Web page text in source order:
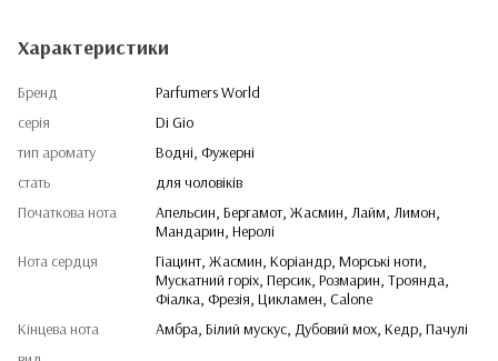
Характеристики
Бренд
Parfumers World
серія
Di Gio
тип аромату
Водні, Фужерні
стать
для чоловіків
Початкова нота
Апельсин, Бергамот, Жасмин, Лайм, Лимон,
Мандарин, Неролі
Нота сердця
Гіацинт, Жасмин, Коріандр, Морські ноти,
Мускатний горіх, Персик, Розмарин, Троянда,
Фіалка, Фрезія, Цикламен, Calone
Кінцева нота
Амбра, Білий мускус, Дубовий мох, Кедр, Пачулі